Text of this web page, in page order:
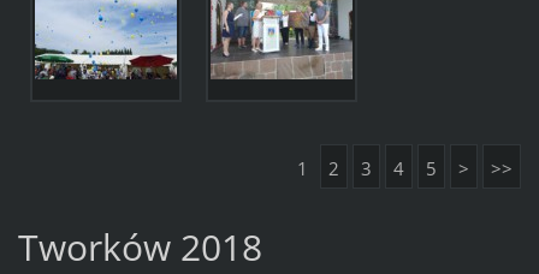
1 2 3 4 5 > >>
Tworków 2018